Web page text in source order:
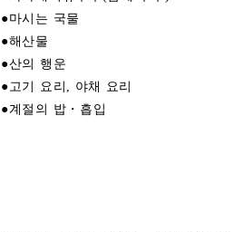
●마시는 국물
●해산물
●산의 행운
●고기 요리, 야채 요리
●계절의 밥・흡입